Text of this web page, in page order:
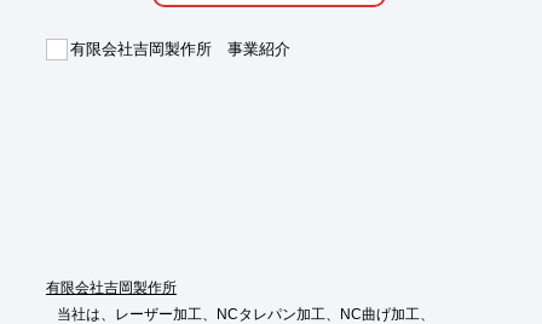
有限会社吉岡製作所 事業紹介
有限会社吉岡製作所
当社は、レーザー加工、NCタレパン加工、NC曲げ加工、